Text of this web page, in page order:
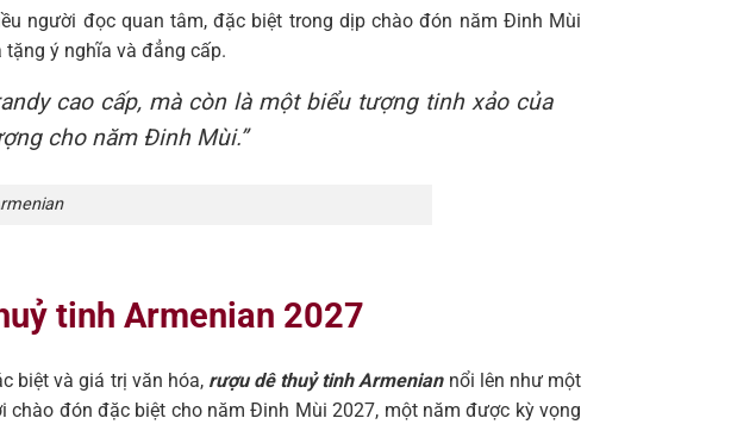
người đọc quan tâm, đặc biệt trong dịp chào đón năm Đinh Mùi
ý nghĩa và đẳng cấp.
cao cấp, mà còn là một biểu tượng tinh xảo của
cho năm Đinh Mùi.”
tinh Armenian 2027
biệt và giá trị văn hóa, rượu dê thuỷ tinh Armeniannổi lên như một
đón đặc biệt cho năm Đinh Mùi 2027, một năm được kỳ vọng